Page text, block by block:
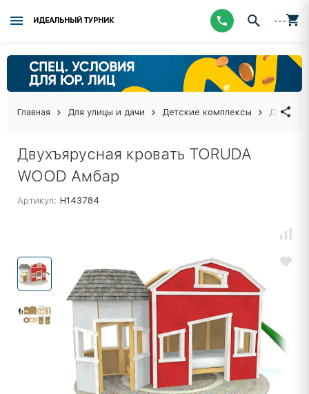
ИДЕАЛЬНЫЙ ТУРНИК ---
Главная Для улицы и дачи Детские комплексы
Двухъярусная кровать TORUDA
WOOD Амбар
Артикул: Н143784